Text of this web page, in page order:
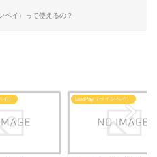
ペイ）って使えるの？
） LinePay（ラインペイ）